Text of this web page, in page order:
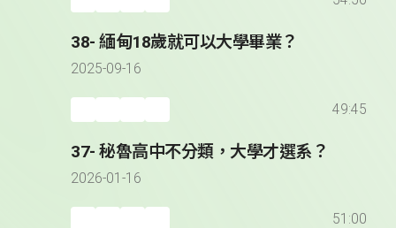
38- 緬甸18歲就可以大學畢業？
2025-09-16
49:45
37- 秘魯高中不分類，大學才選系？
2026-01-16
51:00